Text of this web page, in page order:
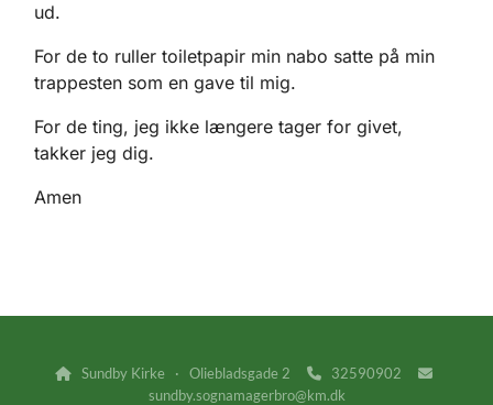
ud.
For de to ruller toiletpapir min nabo satte på min
trappesten som en gave til mig.
For de ting, jeg ikke længere tager for givet,
takker jeg dig.
Amen
Sundby Kirke · Oliebladsgade 2 32590902 
sundby.sognamagerbro@km.dk